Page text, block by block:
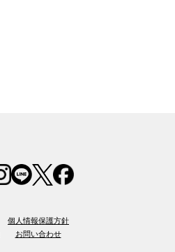
個人情報保護方針
お問い合わせ